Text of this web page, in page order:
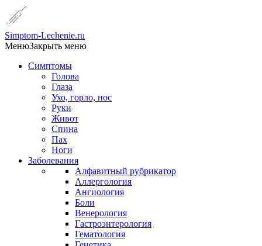
Simptom-Lechenie.ru
МенюЗакрыть меню
Симптомы
Голова
Глаза
Ухо, горло, нос
Руки
Живот
Спина
Пах
Ноги
Заболевания
Алфавитный рубрикатор
Аллергология
Ангиология
Боли
Венерология
Гастроэнтерология
Гематология